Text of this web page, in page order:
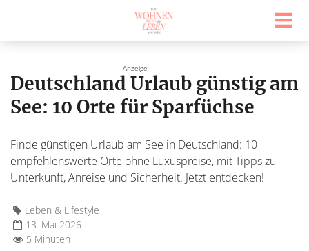
Deutschland Urlaub günstig am
See: 10 Orte für Sparfüchse
Finde günstigen Urlaub am See in Deutschland: 10
empfehlenswerte Orte ohne Luxuspreise, mit Tipps zu
Unterkunft, Anreise und Sicherheit. Jetzt entdecken!
Leben & Lifestyle
13. Mai 2026
5 Minuten